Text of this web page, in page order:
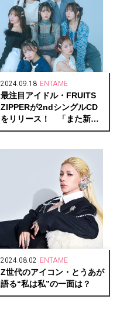
2024.09.18 ENTAME
最注目アイドル・FRUITS
ZIPPERが2ndシングルCD
をリリース！ 「また新し
い形の自己肯定ソングで
2024.08.02 ENTAME
Z世代のアイコン・とうあが
語る“私は私”の一面は？